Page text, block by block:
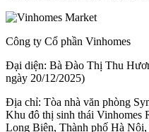
Công ty Cổ phần Vinhomes
Đại diện: Bà Đào Thị Thu
ngày 20/12/2025)
Địa chỉ: Tòa nhà văn phòng
Khu đô thị sinh thái Vinhomes
Long Biên, Thành phố Hà